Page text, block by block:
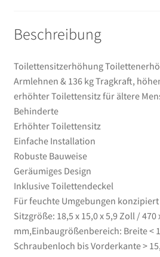
Senioren
Menge
Beschreibung
Toilettensitzerhöhung
Armlehnen & 136 kg Tragkraft,
erhöhter Toilettensitz für ältere
Behinderte
Erhöhter Toilettensitz
Einfache Installation
Robuste Bauweise
Geräumiges Design
Inklusive Toilettendeckel
Für feuchte Umgebungen konzipiert
Sitzgröße: 18,5 x 15,0 x 5,9 Zoll / 470
mm,Einbaugrößenbereich: Breite <
Schraubenloch bis Vorderkante >